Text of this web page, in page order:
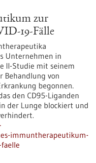
zur
19-Fälle
Unternehmen in
II-Studie mit seinem
Behandlung von
begonnen.
den CD95-Liganden
der Lunge blockiert und
immuntherapeutikum-